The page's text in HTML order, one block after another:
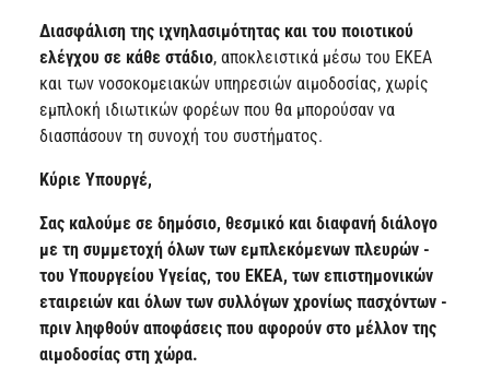
Διασφάλιση της ιχνηλασιμότητας και του ποιοτικού
ελέγχου σε κάθε στάδιο, αποκλειστικά μέσω του ΕΚΕΑ
και των νοσοκομειακών υπηρεσιών αιμοδοσίας, χωρίς
εμπλοκή ιδιωτικών φορέων που θα μπορούσαν να
διασπάσουν τη συνοχή του συστήματος.
Κύριε Υπουργέ,
Σας καλούμε σε δημόσιο, θεσμικό και διαφανή διάλογο
με τη συμμετοχή όλων των εμπλεκόμενων πλευρών -
του Υπουργείου Υγείας, του ΕΚΕΑ, των επιστημονικών
εταιρειών και όλων των συλλόγων χρονίως πασχόντων -
πριν ληφθούν αποφάσεις που αφορούν στο μέλλον της
αιμοδοσίας στη χώρα.